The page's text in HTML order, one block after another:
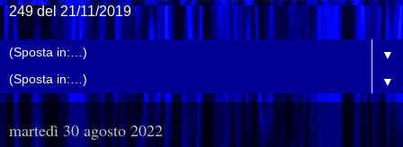
249 del 21/11/2019
▼
▼
martedì 30 agosto 2022